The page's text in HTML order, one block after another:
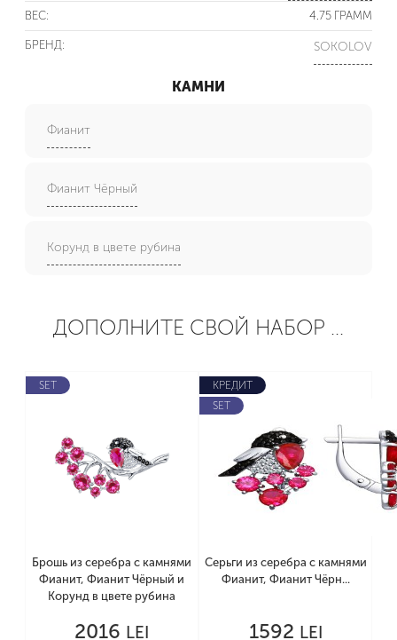
ВЕС: 4.75 ГРАММ
БРЕНД: SOKOLOV
КАМНИ
Фианит
Фианит Чёрный
Корунд в цвете рубина
ДОПОЛНИТЕ СВОЙ НАБОР ...
SET
Брошь из серебра с камнями
Фианит, Фианит Чёрный и
Корунд в цвете рубина
2016 LEI
КРЕДИТ
SET
Серьги из серебра с камнями
Фианит, Фианит Чёрн...
1592 LEI